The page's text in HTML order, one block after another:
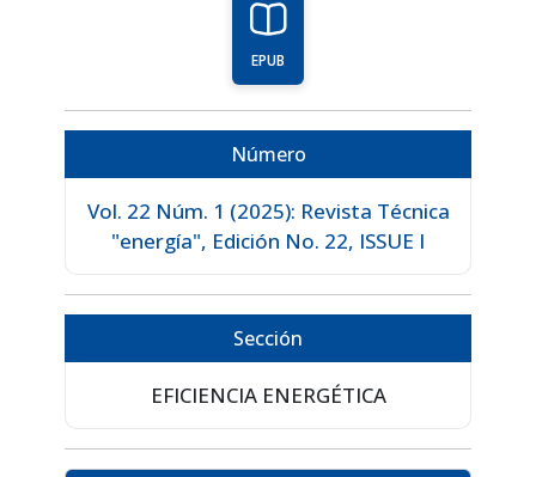
EPUB
Número
Vol. 22 Núm. 1 (2025): Revista Técnica
"energía", Edición No. 22, ISSUE I
Sección
EFICIENCIA ENERGÉTICA